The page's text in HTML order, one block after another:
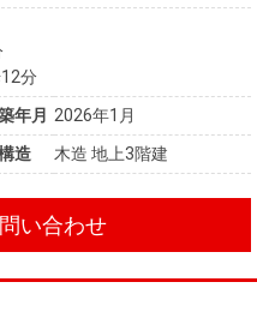
分
年月 2026年1月
造 木造 地上3階建
い合わせ